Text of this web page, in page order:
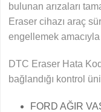
bulunan arızaları
Eraser cihazı araç
engellemek
DTC Eraser Hata
bağlandığı kontrol
FORD AĞIR